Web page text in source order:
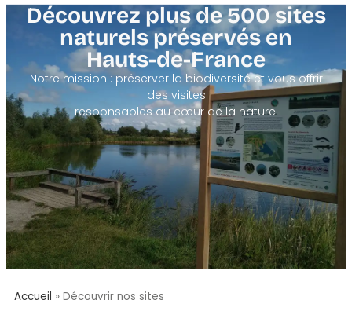
Découvrez plus de 500 sites
naturels préservés en
Hauts-de-France
Notre mission : préserver la biodiversité et vous offrir
des visites
responsables au cœur de la nature.
Accueil » Découvrir nos sites